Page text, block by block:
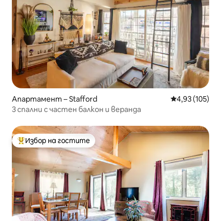
Апартамент – Stafford Средна
4,93 (105)
3 спални с частен балкон и веранда
Най-популярен избор на гостите
Избор на гостите